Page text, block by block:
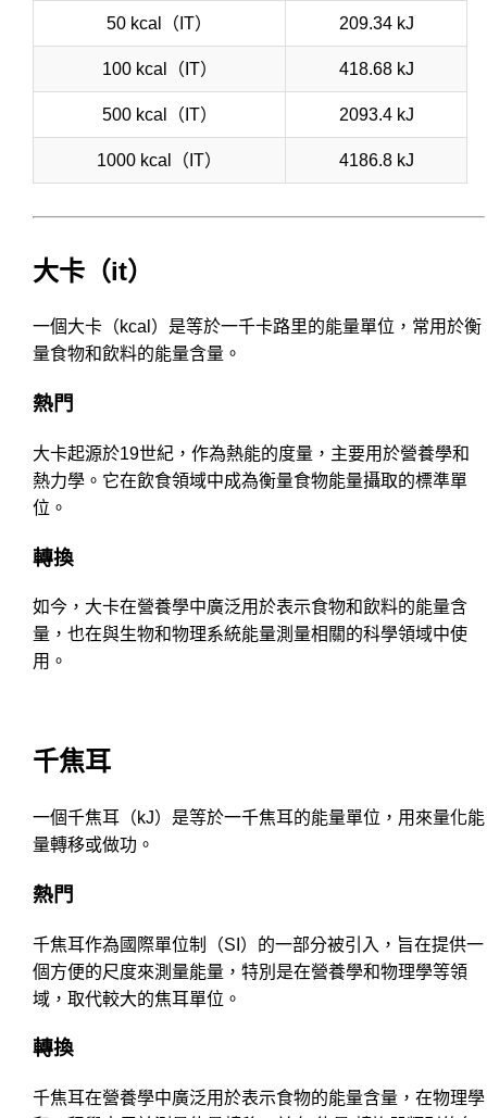
50 kcal（IT） 209.34 kJ
100 kcal（IT） 418.68 kJ
500 kcal（IT） 2093.4 kJ
1000 kcal（IT） 4186.8 kJ
大卡（it）
一個大卡（kcal）是等於一千卡路里的能量單位，常用於衡
量食物和飲料的能量含量。
熱門
大卡起源於19世紀，作為熱能的度量，主要用於營養學和
熱力學。它在飲食領域中成為衡量食物能量攝取的標準單
位。
轉換
如今，大卡在營養學中廣泛用於表示食物和飲料的能量含
量，也在與生物和物理系統能量測量相關的科學領域中使
用。
千焦耳
一個千焦耳（kJ）是等於一千焦耳的能量單位，用來量化能
量轉移或做功。
熱門
千焦耳作為國際單位制（SI）的一部分被引入，旨在提供一
個方便的尺度來測量能量，特別是在營養學和物理學等領
域，取代較大的焦耳單位。
轉換
千焦耳在營養學中廣泛用於表示食物的能量含量，在物理學